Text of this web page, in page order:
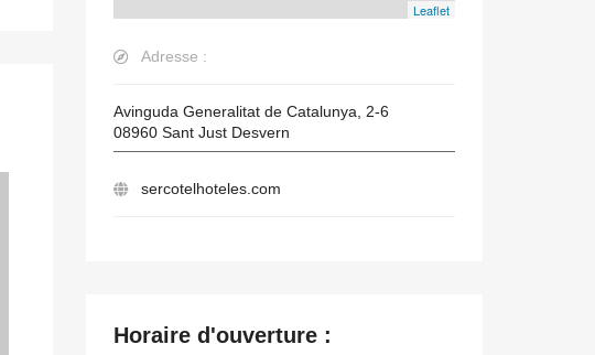
Leaflet
Adresse :
Avinguda Generalitat de Catalunya, 2-6
08960 Sant Just Desvern
sercotelhoteles.com
Horaire d'ouverture :